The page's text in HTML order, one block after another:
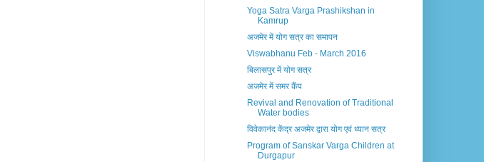
Yoga Satra Varga Prashikshan in
Kamrup
अजमेर में योग सत्र का समापन
Viswabhanu Feb - March 2016
बिलासपुर में योग सत्र
अजमेर में समर कैंप
Revival and Renovation of Traditional
Water bodies
विवेकानंद केंद्र अजमेर द्वारा योग एवं ध्यान सत्र
Program of Sanskar Varga Children at
Durgapur